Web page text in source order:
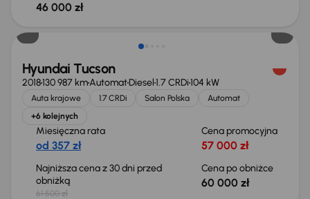
46 000 zł
Taniej o 1 500 zł
Hyundai Tucson
2018130 987 kmAutomatDiesel1.7 CRDi104 kW
Auta krajowe 1.7 CRDi Salon Polska
Automat
+6 kolejnych
Miesięczna rata
od 357 zł
Cena promocyjna
57 000 zł
Najniższa cena z 30 dni przed
obniżką
61 500 zł
Cena po obniżce
60 000 zł